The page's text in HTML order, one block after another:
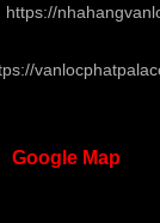
https://
GoogleMap